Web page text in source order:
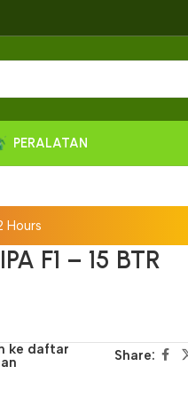
PERALATAN
Hours
F1 – 15 BTR
ke daftar
Share: